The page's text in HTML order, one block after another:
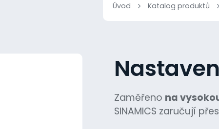
Úvod Katalog produktů
Zaměřeno na
SINAMICS zaručují